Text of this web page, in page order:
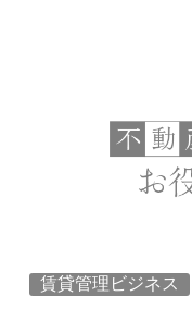
賃貸管理ビジネス